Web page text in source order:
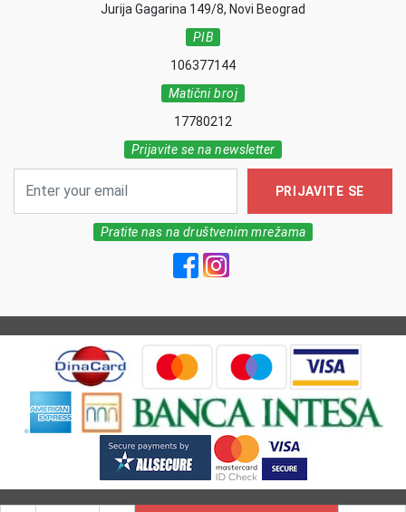
Jurija Gagarina 149/8, Novi Beograd
PIB
106377144
Matični broj
17780212
Prijavite se na newsletter
PRIJAVITE SE
Pratite nas na društvenim mrežama